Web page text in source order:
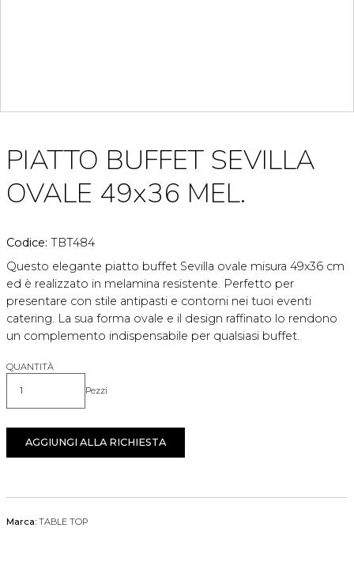
PIATTO BUFFET SEVILLA
OVALE 49x36 MEL.
Codice: TBT484
Questo elegante piatto buffet Sevilla ovale misura 49x36 cm
ed è realizzato in melamina resistente. Perfetto per
presentare con stile antipasti e contorni nei tuoi eventi
catering. La sua forma ovale e il design raffinato lo rendono
un complemento indispensabile per qualsiasi buffet.
QUANTITÀ
Quantità Pezzi
AGGIUNGI ALLA RICHIESTA
Marca: TABLE TOP